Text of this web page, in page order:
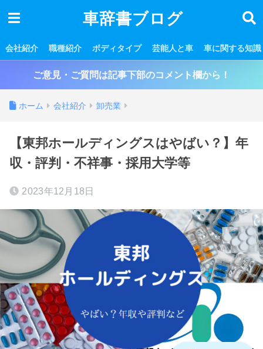
車辞書ブログ
会社紹介 職種紹介 ボディタイプ 芸能人と車 車に関する知識
ご意見・ご質問は記事下部のコメント欄から！
ホーム 会社紹介 卸売業
【東邦ホールディングスはやばい？】年
収・評判・不祥事・採用大学等
2023年12月18日